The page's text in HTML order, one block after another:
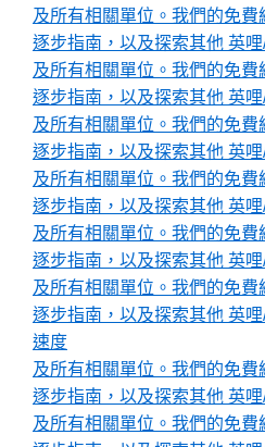
及所有相關單位。我們的免費
逐步指南，以及探索其他 英
及所有相關單位。我們的免費
逐步指南，以及探索其他 英
及所有相關單位。我們的免費
逐步指南，以及探索其他 英
及所有相關單位。我們的免費
逐步指南，以及探索其他 英
及所有相關單位。我們的免費
逐步指南，以及探索其他 英
及所有相關單位。我們的免費
逐步指南，以及探索其他 英
速度
及所有相關單位。我們的免費
逐步指南，以及探索其他 英
及所有相關單位。我們的免費